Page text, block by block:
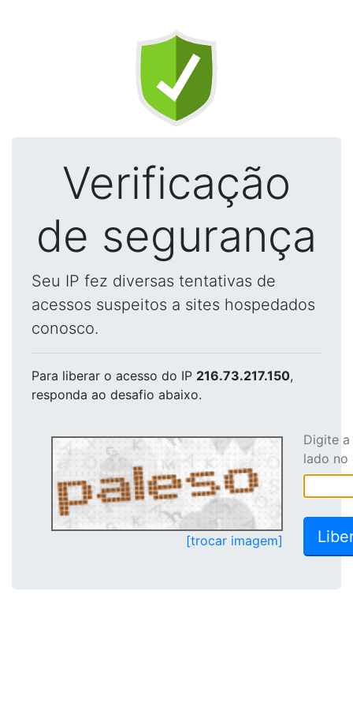
Verificação
de segurança
Seu IP fez diversas tentativas de
acessos suspeitos a sites hospedados
conosco.
Para liberar o acesso do IP 216.73.217.150,
responda ao desafio abaixo.
[trocar imagem]
Digite
lado no